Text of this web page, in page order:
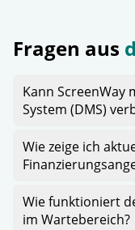
Fragen aus
Kann ScreenWay
System (DMS)
Wie zeige ich
Wie funktioniert
im Wartebereich?